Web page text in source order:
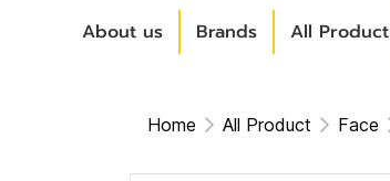
About us Brands All Product
Home All Product Face